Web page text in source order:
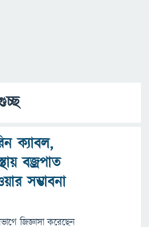
ক্যাবল,
বজ্রপাত
সম্ভাবনা
জিজ্ঞাসাকরেছেন